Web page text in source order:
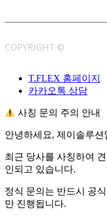
COPYRIGHT ©
T.FLEX 홈페이지
카카오톡 상담
사칭 문의 주의 안내
안녕하세요, 제이솔루션
최근 당사를 사칭하여
인되고 있습니다.
정식 문의는 반드시 공
만 진행됩니다.